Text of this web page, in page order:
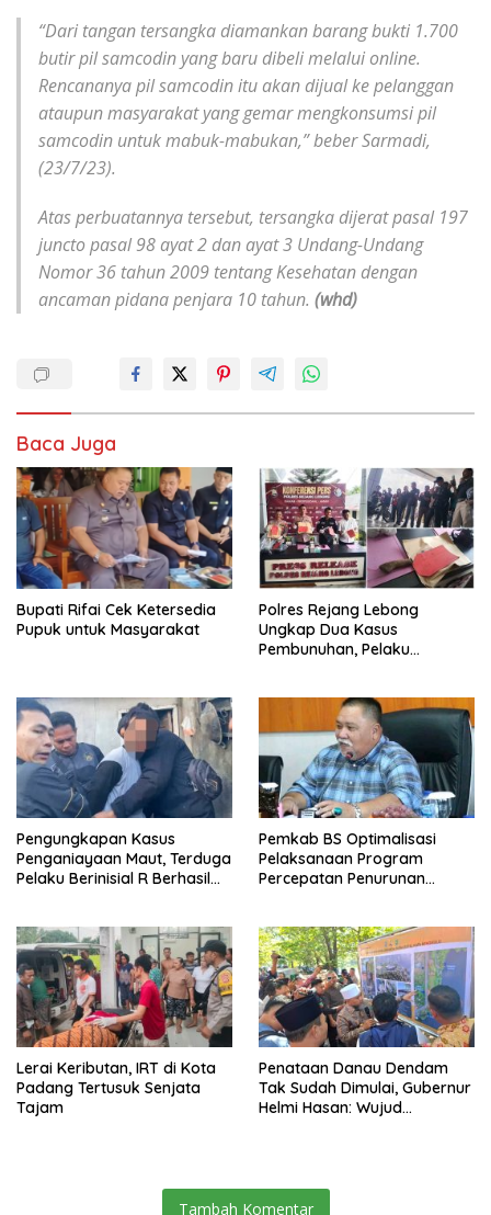
“Dari tangan tersangka diamankan barang bukti 1.700
butir pil samcodin yang baru dibeli melalui online.
Rencananya pil samcodin itu akan dijual ke pelanggan
ataupun masyarakat yang gemar mengkonsumsi pil
samcodin untuk mabuk-mabukan,” beber Sarmadi,
(23/7/23).
Atas perbuatannya tersebut, tersangka dijerat pasal 197
juncto pasal 98 ayat 2 dan ayat 3 Undang-Undang
Nomor 36 tahun 2009 tentang Kesehatan dengan
ancaman pidana penjara 10 tahun. (whd)
Baca Juga
Bupati Rifai Cek Ketersedia
Pupuk untuk Masyarakat
Polres Rejang Lebong
Ungkap Dua Kasus
Pembunuhan, Pelaku
Pengungkapan Kasus
Penganiayaan Maut, Terduga
Pelaku Berinisial R Berhasil
Pemkab BS Optimalisasi
Pelaksanaan Program
Percepatan Penurunan
Lerai Keributan, IRT di Kota
Padang Tertusuk Senjata
Tajam
Penataan Danau Dendam
Tak Sudah Dimulai, Gubernur
Helmi Hasan: Wujud
Tambah Komentar